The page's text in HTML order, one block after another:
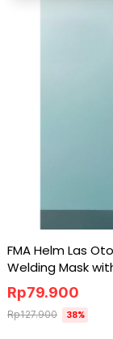
FMA Helm Las
Welding Mask
Rp79.900
Rp127.900 38%